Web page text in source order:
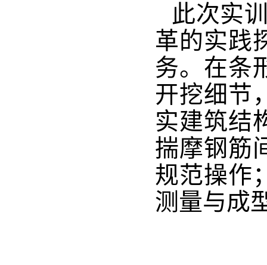
此次实
革的实践
务。在条
开挖细节
实建筑结
揣摩钢筋
规范操作
测量与成